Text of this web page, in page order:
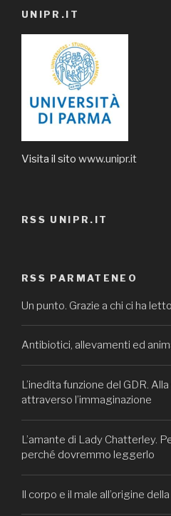
UNIPR.IT
Visita il sito www.unipr.it
RSS UNIPR.IT
RSS PARMATENEO
Un punto. Grazie a chi ci ha
Antibiotici, allevamenti ed
L’inedita funzione del GDR.
attraverso l’immaginazione
L’amante di Lady Chatterley.
perché dovremmo leggerlo
Il corpo e il male all’origine